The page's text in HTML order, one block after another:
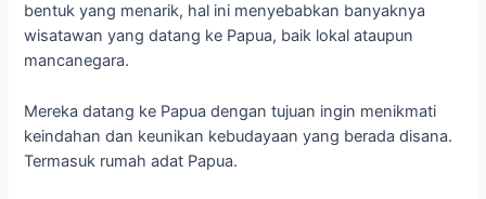
bentuk yang menarik, hal ini menyebabkan banyaknya
wisatawan yang datang ke Papua, baik lokal ataupun
mancanegara.
Mereka datang ke Papua dengan tujuan ingin menikmati
keindahan dan keunikan kebudayaan yang berada disana.
Termasuk rumah adat Papua.